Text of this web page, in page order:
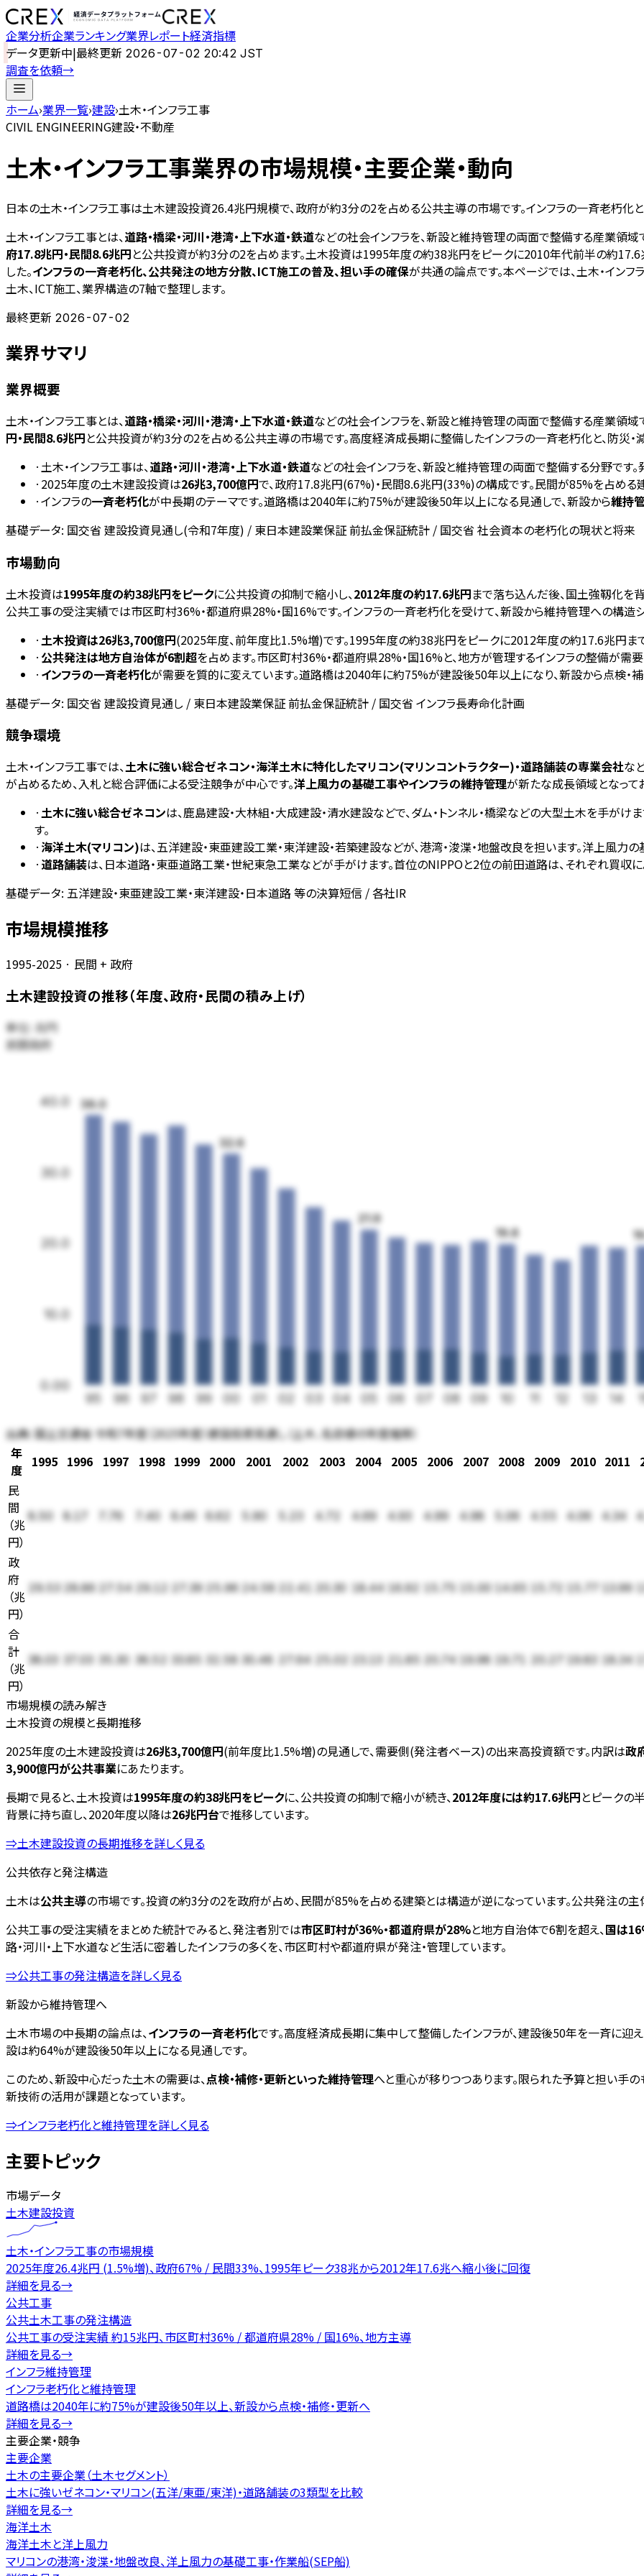
企業分析企業ランキング業界レポート経済指標
データ更新中|最終更新 2026-07-02 20:42 JST
調査を依頼→
ホーム›業界一覧›建設›土木・インフラ工事
CIVIL ENGINEERING建設・不動産
土木・インフラ工事業界の市場規模・主要企業・動向
日本の土木・インフラ工事は土木建設投資26.4兆円規模で、政府が約3分の2を占める公共主導の市場です。インフラの一斉老朽化
土木・インフラ工事とは、道路・橋梁・河川・港湾・上下水道・鉄道などの社会インフラを、新設と維持管理の両面で整備する産業領
府17.8兆円・民間8.6兆円と公共投資が約3分の2を占めます。土木投資は1995年度の約38兆円をピークに2010年代前半の約
した。インフラの一斉老朽化、公共発注の地方分散、ICT施工の普及、担い手の確保が共通の論点です。本ページでは、土木・インフ
土木、ICT施工、業界構造の7軸で整理します。
最終更新 2026-07-02
業界サマリ
業界概要
土木・インフラ工事とは、道路・橋梁・河川・港湾・上下水道・鉄道などの社会インフラを、新設と維持管理の両面で整備する産業領
円・民間8.6兆円と公共投資が約3分の2を占める公共主導の市場です。高度経済成長期に整備したインフラの一斉老朽化と、防災・
·土木・インフラ工事は、道路・河川・港湾・上下水道・鉄道などの社会インフラを、新設と維持管理の両面で整備する分野です
· 2025年度の土木建設投資は26兆3,700億円で、政府17.8兆円(67%)・民間8.6兆円(33%)の構成です。民間が85%を占める
·インフラの一斉老朽化が中長期のテーマです。道路橋は2040年に約75%が建設後50年以上になる見通しで、新設から維持
基礎データ: 国交省 建設投資見通し(令和7年度) / 東日本建設業保証 前払金保証統計 / 国交省 社会資本の老朽化の現状と将来
市場動向
土木投資は1995年度の約38兆円をピークに公共投資の抑制で縮小し、2012年度の約17.6兆円まで落ち込んだ後、国土強靱化を
公共工事の受注実績では市区町村36%・都道府県28%・国16%です。インフラの一斉老朽化を受けて、新設から維持管理への構造シ
· 土木投資は26兆3,700億円(2025年度、前年度比1.5%増)です。1995年度の約38兆円をピークに2012年度の約17.6兆円ま
· 公共発注は地方自治体が6割超を占めます。市区町村36%・都道府県28%・国16%と、地方が管理するインフラの整備が需要
· インフラの一斉老朽化が需要を質的に変えています。道路橋は2040年に約75%が建設後50年以上になり、新設から点検・補
基礎データ: 国交省 建設投資見通し / 東日本建設業保証 前払金保証統計 / 国交省 インフラ長寿命化計画
競争環境
土木・インフラ工事では、土木に強い総合ゼネコン・海洋土木に特化したマリコン(マリンコントラクター)・道路舗装の専業会社な
が占めるため、入札と総合評価による受注競争が中心です。洋上風力の基礎工事やインフラの維持管理が新たな成長領域となって
·土木に強い総合ゼネコンは、鹿島建設・大林組・大成建設・清水建設などで、ダム・トンネル・橋梁などの大型土木を手が
す。
· 海洋土木(マリコン)は、五洋建設・東亜建設工業・東洋建設・若築建設などが、港湾・浚渫・地盤改良を担います。洋上風力
· 道路舗装は、日本道路・東亜道路工業・世紀東急工業などが手がけます。首位のNIPPOと2位の前田道路は、それぞれ買収
基礎データ: 五洋建設・東亜建設工業・東洋建設・日本道路 等の決算短信 / 各社IR
市場規模推移
1995-2025 · 民間 + 政府
土木建設投資の推移（年度、政府・民間の積み上げ）
単位: 兆円
民間政府
0.00
10.0
20.0
30.0
40.0 38.0
95 96 97 98 99
32.6
00 01 02 03 04
21.9
05 06 07 08 09
19.8
10 11 12 13 14
出典:国土交通省 令和7年度（2025年度）建設投資見通し（土木、名目値の年度推移）
年
度 1995 1996 1997 1998 1999 2000 2001 2002 2003 2004 2005 2006 2007 2008 2009 2010 2011
民
間
（兆
円）
8.50 8.17 7.76 7.40 6.46 6.62 5.90 5.23 4.72 4.69 4.93 4.99 4.98 5.06 4.55 4.06 4.34
政
府
（兆
円）
29.53 28.86 27.54 29.12 27.39 25.96 24.58 22.41 20.30 18.44 16.92 15.75 15.00 14.65 15.72 15.77 13.99
合
計
（兆
円）
38.03 37.03 35.30 36.52 33.85 32.58 30.48 27.64 25.02 23.13 21.85 20.74 19.98 19.71 20.27 19.83 18.34
市場規模の読み解き
土木投資の規模と長期推移
2025年度の土木建設投資は26兆3,700億円(前年度比1.5%増)の見通しで、需要側(発注者ベース)の出来高投資額です。内訳は政
3,900億円が公共事業にあたります。
長期で見ると、土木投資は1995年度の約38兆円をピークに、公共投資の抑制で縮小が続き、2012年度には約17.6兆円とピークの
背景に持ち直し、2020年度以降は26兆円台で推移しています。
⇒土木建設投資の長期推移を詳しく見る
公共依存と発注構造
土木は公共主導の市場です。投資の約3分の2を政府が占め、民間が85%を占める建築とは構造が逆になっています。公共発注の主
公共工事の受注実績をまとめた統計でみると、発注者別では市区町村が36%・都道府県が28%と地方自治体で6割を超え、国は
路・河川・上下水道など生活に密着したインフラの多くを、市区町村や都道府県が発注・管理しています。
⇒公共工事の発注構造を詳しく見る
新設から維持管理へ
土木市場の中長期の論点は、インフラの一斉老朽化です。高度経済成長期に集中して整備したインフラが、建設後50年を一斉に迎え
設は約64%が建設後50年以上になる見通しです。
このため、新設中心だった土木の需要は、点検・補修・更新といった維持管理へと重心が移りつつあります。限られた予算と担い手
新技術の活用が課題となっています。
⇒インフラ老朽化と維持管理を詳しく見る
主要トピック
市場データ
土木建設投資
土木・インフラ工事の市場規模
2025年度26.4兆円 (1.5%増)、政府67% / 民間33%、1995年ピーク38兆から2012年17.6兆へ縮小後に回復
詳細を見る→
公共工事
公共土木工事の発注構造
公共工事の受注実績 約15兆円、市区町村36% / 都道府県28% / 国16%、地方主導
詳細を見る→
インフラ維持管理
インフラ老朽化と維持管理
道路橋は2040年に約75%が建設後50年以上、新設から点検・補修・更新へ
詳細を見る→
主要企業・競争
主要企業
土木の主要企業（土木セグメント）
土木に強いゼネコン・マリコン(五洋/東亜/東洋)・道路舗装の3類型を比較
詳細を見る→
海洋土木
海洋土木と洋上風力
マリコンの港湾・浚渫・地盤改良、洋上風力の基礎工事・作業船(SEP船)